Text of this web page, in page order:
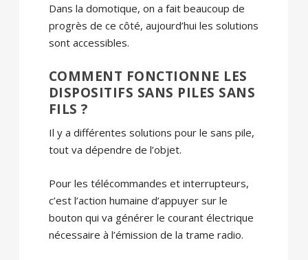
Dans la domotique, on a fait beaucoup de
progrès de ce côté, aujourd’hui les solutions
sont accessibles.
COMMENT FONCTIONNE LES
DISPOSITIFS SANS PILES SANS
FILS ?
Il y a différentes solutions pour le sans pile,
tout va dépendre de l’objet.
Pour les télécommandes et interrupteurs,
c’est l’action humaine d’appuyer sur le
bouton qui va générer le courant électrique
nécessaire à l’émission de la trame radio.